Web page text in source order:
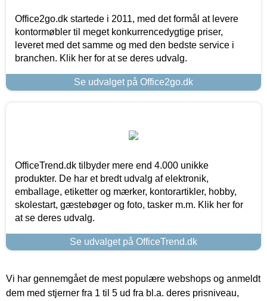
Office2go.dk startede i 2011, med det formål at levere
kontormøbler til meget konkurrencedygtige priser,
leveret med det samme og med den bedste service i
branchen. Klik her for at se deres udvalg.
Se udvalget på Office2go.dk
OfficeTrend.dk tilbyder mere end 4.000 unikke
produkter. De har et bredt udvalg af elektronik,
emballage, etiketter og mærker, kontorartikler, hobby,
skolestart, gæstebøger og foto, tasker m.m. Klik her for
at se deres udvalg.
Se udvalget på OfficeTrend.dk
Vi har gennemgået de mest populære webshops og anmeldt
dem med stjerner fra 1 til 5 ud fra bl.a. deres prisniveau,